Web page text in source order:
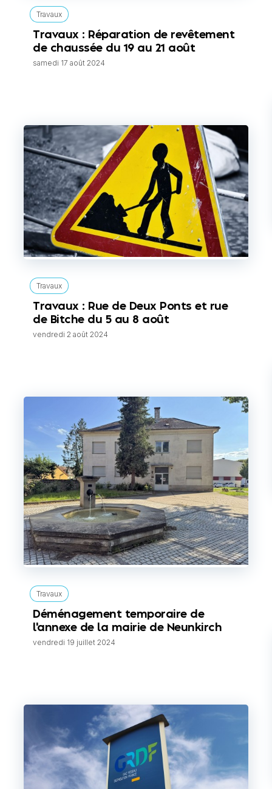
Travaux
Travaux : Réparation de revêtement
de chaussée du 19 au 21 août
samedi 17 août 2024
Travaux
Travaux : Rue de Deux Ponts et rue
de Bitche du 5 au 8 août
vendredi 2 août 2024
Travaux
Déménagement temporaire de
l'annexe de la mairie de Neunkirch
vendredi 19 juillet 2024